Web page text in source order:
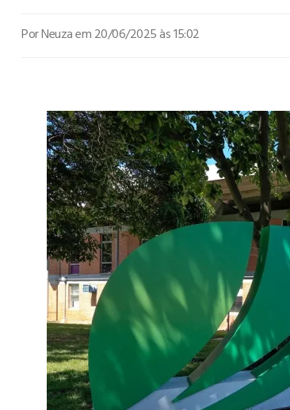
Por Neuzaem 20/06/2025 às 15:02